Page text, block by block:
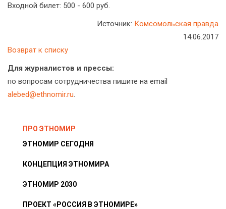
Входной билет: 500 - 600 руб.
Источник: Комсомольская правда
14.06.2017
Возврат к списку
Для журналистов и прессы:
по вопросам сотрудничества пишите на email
alebed@ethnomir.ru.
ПРО ЭТНОМИР
ЭТНОМИР СЕГОДНЯ
КОНЦЕПЦИЯ ЭТНОМИРА
ЭТНОМИР 2030
ПРОЕКТ «РОССИЯ В ЭТНОМИРЕ»